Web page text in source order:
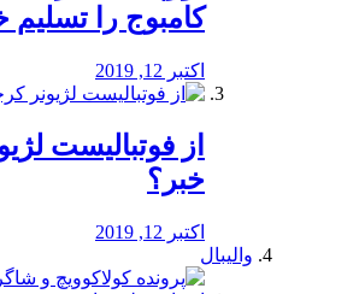
کامبوج را تسلیم
اکتبر 12, 2019
از فوتبالیست
خبر؟
اکتبر 12, 2019
والیبال